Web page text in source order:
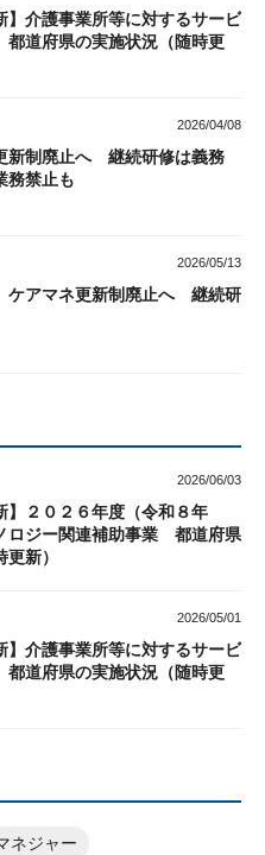
】介護事業所等に対するサービ
道府県の実施状況（随時更
2026/04/08
新制廃止へ 継続研修は義務
務禁止も
2026/05/13
ケアマネ更新制廃止へ 継続研
2026/06/03
】２０２６年度（令和８年
ジー関連補助事業 都道府県
新）
2026/05/01
】介護事業所等に対するサービ
道府県の実施状況（随時更
ネジャー